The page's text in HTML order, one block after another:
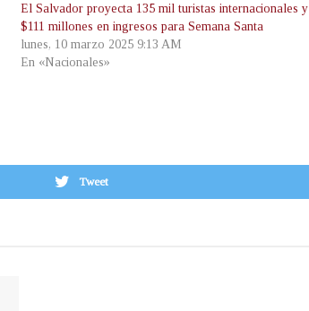
El Salvador proyecta 135 mil turistas internacionales y
$111 millones en ingresos para Semana Santa
lunes, 10 marzo 2025 9:13 AM
En «Nacionales»
Tweet